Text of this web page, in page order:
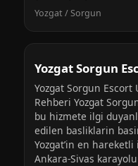
Yozgat / Sorgun
Yozgat Sorgun
Yozgat Sorgun
Rehberi Yozgat
bu hizmete ilgi
edilen basliklarin
Yozgat’in en
Ankara-Sivas